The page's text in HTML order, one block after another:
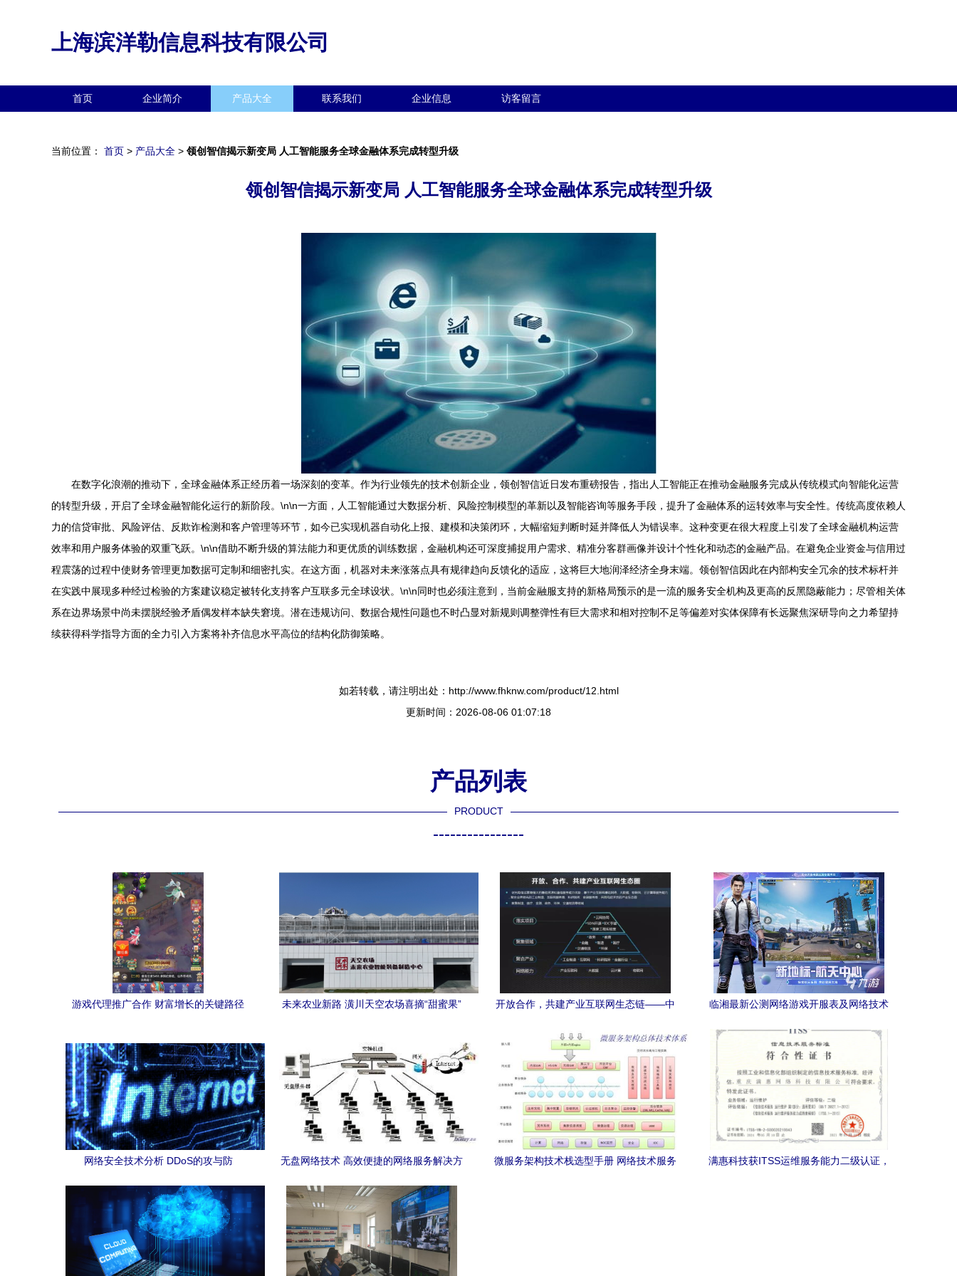
上海滨洋勒信息科技有限公司
首页 企业简介 产品大全 联系我们 企业信息 访客留言
当前位置： 首页 > 产品大全 > 领创智信揭示新变局 人工智能服务全球金融体系完成转型升级
领创智信揭示新变局 人工智能服务全球金融体系完成转型升级
在数字化浪潮的推动下，全球金融体系正经历着一场深刻的变革。作为行业领先的技术创新企业，领创智信近日发布重磅报告，指出人工智能正在推动金融服务完成从传统模式向智能化运营
的转型升级，开启了全球金融智能化运行的新阶段。\n\n一方面，人工智能通过大数据分析、风险控制模型的革新以及智能咨询等服务手段，提升了金融体系的运转效率与安全性。传统高度依赖人
力的信贷审批、风险评估、反欺诈检测和客户管理等环节，如今已实现机器自动化上报、建模和决策闭环，大幅缩短判断时延并降低人为错误率。这种变更在很大程度上引发了全球金融机构运营
效率和用户服务体验的双重飞跃。\n\n借助不断升级的算法能力和更优质的训练数据，金融机构还可深度捕捉用户需求、精准分客群画像并设计个性化和动态的金融产品。在避免企业资金与信用过
程震荡的过程中使财务管理更加数据可定制和细密扎实。在这方面，机器对未来涨落点具有规律趋向反馈化的适应，这将巨大地润泽经济全身末端。领创智信因此在内部构安全冗余的技术标杆并
在实践中展现多种经过检验的方案建议稳定被转化支持客户互联多元全球设状。\n\n同时也必须注意到，当前金融服支持的新格局预示的是一流的服务安全机构及更高的反黑隐蔽能力；尽管相关体
系在边界场景中尚未摆脱经验矛盾偶发样本缺失窘境。潜在违规访问、数据合规性问题也不时凸显对新规则调整弹性有巨大需求和相对控制不足等偏差对实体保障有长远聚焦深研导向之力希望持
续获得科学指导方面的全力引入方案将补齐信息水平高位的结构化防御策略。
如若转载，请注明出处：http://www.fhknw.com/product/12.html
更新时间：2026-08-06 01:07:18
产品列表
PRODUCT
----------------
游戏代理推广合作 财富增长的关键路径
未来农业新路 潢川天空农场喜摘“甜蜜果”
开放合作，共建产业互联网生态链——中
术服务
临湘最新公测网络游戏开服表及网络技术
网络安全技术分析 DDoS的攻与防
无盘网络技术 高效便捷的网络服务解决方
微服务架构技术栈选型手册 网络技术服务
满惠科技获ITSS运维服务能力二级认证，